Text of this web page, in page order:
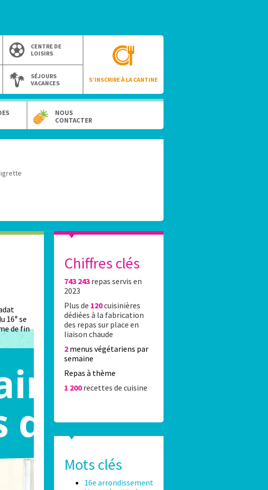
CENTRE DE
LOISIRS
S’INSCRIRE À LA CANTINE
SÉJOURS
VACANCES
NOUS
CONTACTER
16ᵉ se
de fin
Des élèves du 16e réalisent l’affiche Stade
130 élèves du 16e ont été accueillis Lundi 8 juin 2026 au stade Jean-
participation au concours de dessin organisé par la Caisse des
partenariat avec le Stade Français Paris.
Chiffres clés
743 243 repas servis en
2023
Plus de 120cuisinières
dédiées à la fabrication
des repas sur place en
liaison chaude
2menus végétariens par
semaine
Repas à thème
1 200recettes de cuisine
Mots clés
16e arrondissement